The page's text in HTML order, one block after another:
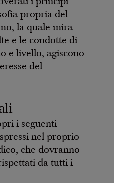
propria del
la quale mira
e le condotte di
e livello, agiscono
del
i seguenti
nel proprio
che dovranno
da tutti i